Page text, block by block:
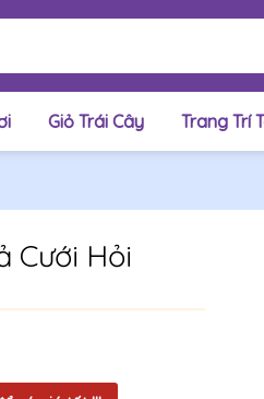
Giỏ Trái Cây Trang Trí
Cưới Hỏi